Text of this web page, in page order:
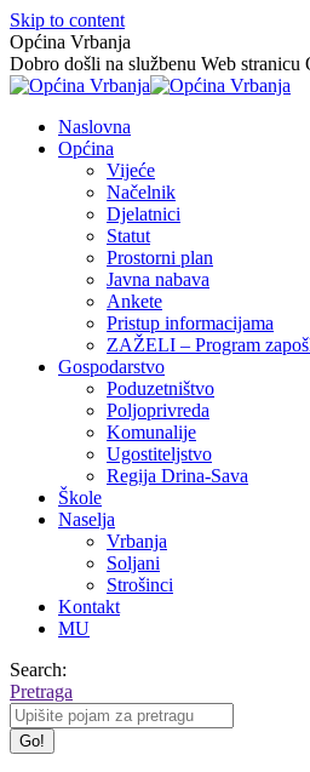
Skip to content
Općina Vrbanja
Dobro došli na službenu Web stranicu
Naslovna
Općina
Vijeće
Načelnik
Djelatnici
Statut
Prostorni plan
Javna nabava
Ankete
Pristup informacijama
ZAŽELI – Program
Gospodarstvo
Poduzetništvo
Poljoprivreda
Komunalije
Ugostiteljstvo
Regija Drina-Sava
Škole
Naselja
Vrbanja
Soljani
Strošinci
Kontakt
MU
Search:
Pretraga